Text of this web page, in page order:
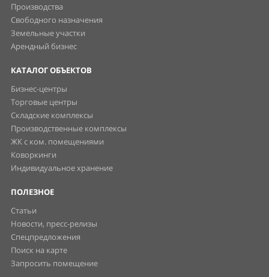
Производства
Свободного назначения
Земельные участки
Арендный бизнес
КАТАЛОГ ОБЪЕКТОВ
Бизнес-центры
Торговые центры
Складские комплексы
Производственные комплексы
ЖК с ком. помещениями
Коворкинги
Индивидуальное хранение
ПОЛЕЗНОЕ
Статьи
Новости, пресс-релизы
Спецпредложения
Поиск на карте
Запросить помещение